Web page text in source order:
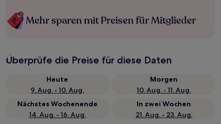
Mehr sparen mit Preisen für Mitglieder
Überprüfe die Preise für diese Daten
Heute
9. Aug. - 10. Aug.
Morgen
10. Aug. - 11. Aug.
Nächstes Wochenende
14. Aug. - 16. Aug.
In zwei Wochen
21. Aug. - 23. Aug.